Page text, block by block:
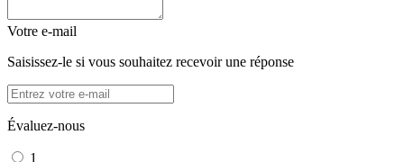
Votre e-mail
Saisissez-le si vous souhaitez recevoir une réponse
Évaluez-nous
1